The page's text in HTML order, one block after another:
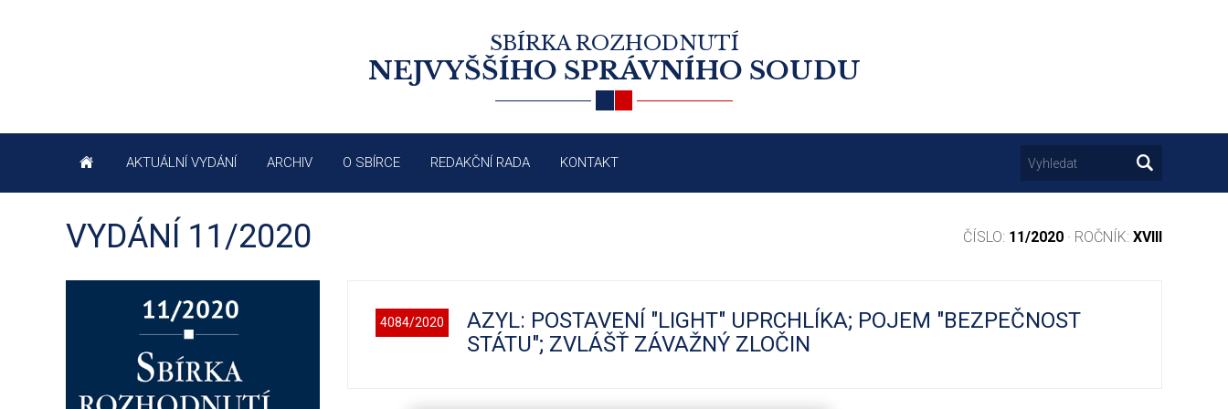
SBÍRKA ROZHODNUTÍ
NEJVYŠŠÍHO SPRÁVNÍHO SOUDU
AKTUÁLNÍ VYDÁNÍ ARCHIV O SBÍRCE REDAKČNÍ RADA KONTAKT
VYDÁNÍ 11/2020 ČÍSLO: 11/2020 · ROČNÍK: XVIII
4084/2020
AZYL: POSTAVENÍ "LIGHT" UPRCHLÍKA; POJEM "BEZPEČNOST
STÁTU"; ZVLÁŠŤ ZÁVAŽNÝ ZLOČIN